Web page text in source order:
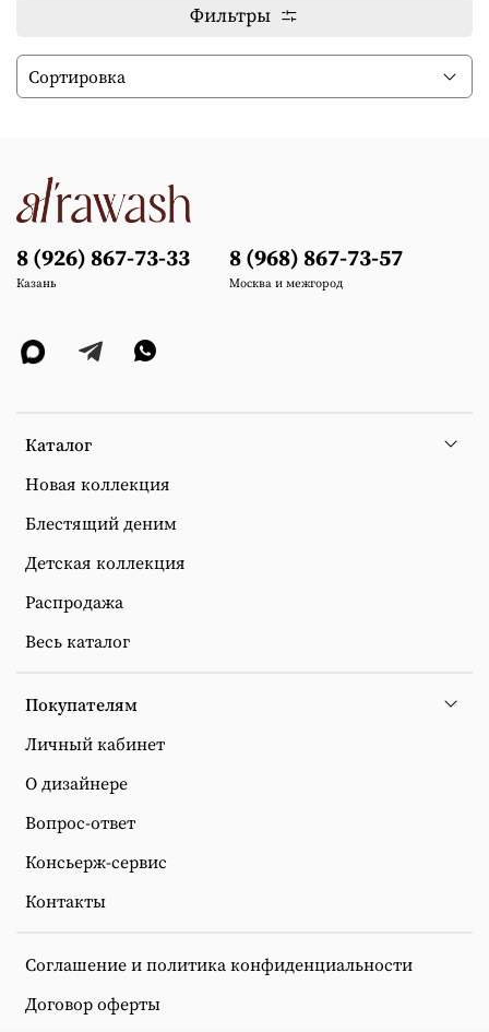
Фильтры
Каталог
Новая коллекция
Блестящий деним
Детская коллекция
Распродажа
Весь каталог
Покупателям
Личный кабинет
О дизайнере
Вопрос-ответ
Консьерж-сервис
Контакты
Соглашение и политика конфиденциальности
Договор оферты
8 (926) 867-73-33
Казань
8 (968) 867-73-57
Москва и межгород